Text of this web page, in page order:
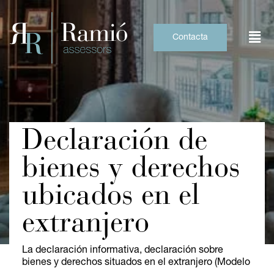
to
content
Contacta
Declaración de
bienes y derechos
ubicados en el
extranjero
La declaración informativa, declaración sobre
bienes y derechos situados en el extranjero (Modelo